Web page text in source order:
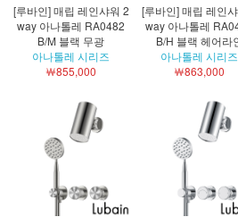
[루바인] 매립 레인샤워 2
way 아나톨레 RA0482
B/M 블랙 무광
아나톨레 시리즈
￦855,000
[루바인] 매립 레인
way 아나톨레
B/H 블랙 헤어라
아나톨레 시리즈
￦863,000